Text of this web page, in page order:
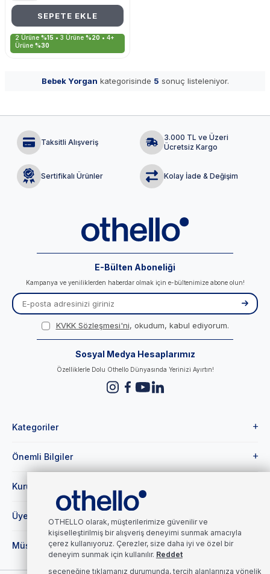
SEPETE EKLE
2 Ürüne %15 • 3 Ürüne %20 • 4+
Ürüne %30
Bebek Yorgan kategorisinde 5 sonuç listeleniyor.
Taksitli Alışveriş
3.000 TL ve Üzeri
Ücretsiz Kargo
Sertifikalı Ürünler Kolay İade & Değişim
Kategoriler
Önemli Bilgiler
Kurumsal
Üye
Müşteri Hizmetleri
E-Bülten Aboneliği
Kampanya ve yeniliklerden haberdar olmak için e-bültenimize abone olun!
KVKK Sözleşmesi'ni, okudum, kabul ediyorum.
Sosyal Medya Hesaplarımız
Özelliklerle Dolu Othello Dünyasında Yerinizi Ayırtın!
OTHELLO olarak, müşterilerimize güvenilir ve
kişiselleştirilmiş bir alışveriş deneyimi sunmak amacıyla
çerez kullanıyoruz. Çerezler, size daha iyi ve özel bir
deneyim sunmak için kullanılır. Reddet
seçeneğine tıklamanız durumunda, tercih alanlarınıza yönelik